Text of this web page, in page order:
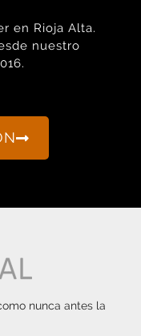
en Rioja Alta.
nuestro
nunca antes la